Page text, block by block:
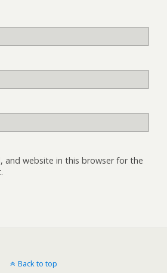
and website in this browser for the
Back to top